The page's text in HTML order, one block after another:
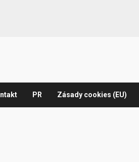
PR Zásady cookies (EU)